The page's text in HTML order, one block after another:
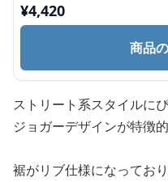
¥4,420
商品
ストリート系スタイルに
ジョガーデザインが特徴
裾がリブ仕様になってお